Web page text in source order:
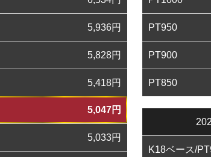
5,936円
5,828円
5,418円
5,047円
5,033円
PT950
PT900
PT850
K18ベース/